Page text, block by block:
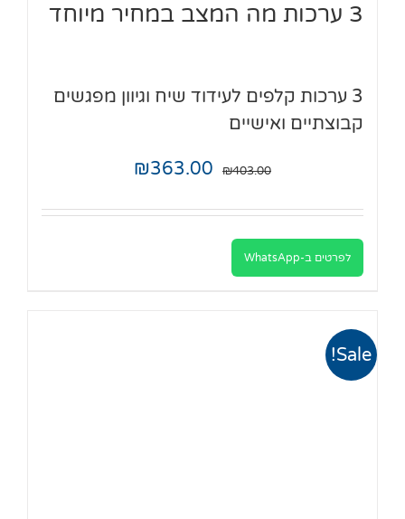
3 ערכות מה המצב במחיר מיוחד
3 ערכות קלפים לעידוד שיח וגיוון מפגשים
קבוצתיים ואישיים
₪403.00
₪363.00
לפרטים ב-WhatsApp
Sale!